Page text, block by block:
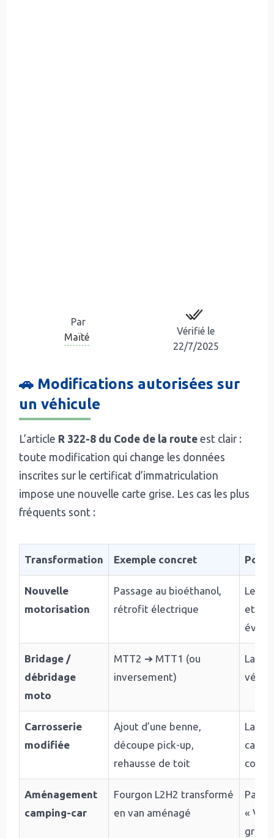
Par
Maïté
Vérifié le
22/7/2025
🚗 Modifications autorisées sur
un véhicule
L’article R 322-8 du Code de la route est clair :
toute modification qui change les données
inscrites sur le certificat d’immatriculation
impose une nouvelle carte grise. Les cas les plus
fréquents sont :
Transformation Exemple concret
Nouvelle
motorisation
Passage au bioéthanol,
rétrofit électrique
Les
et «
Bridage /
débridage
moto
MTT2 ➔ MTT1 (ou
inversement)
La
Carrosserie
modifiée
Ajout d’une benne,
découpe pick-up,
rehausse de toit
La
Aménagement
camping-car
Fourgon L2H2 transformé
en van aménagé
«
grise